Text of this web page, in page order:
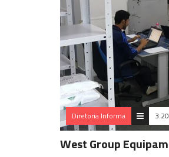
Diretoria Informa
West Group